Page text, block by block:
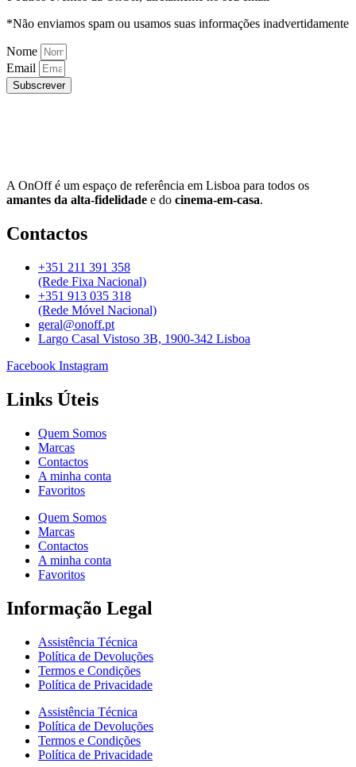
*Não enviamos spam ou usamos suas informações inadvertidamente
Nome
Email
Subscrever
A OnOff é um espaço de referência em Lisboa para todos os
amantes da alta-fidelidade e do cinema-em-casa.
Contactos
+351 211 391 358
(Rede Fixa Nacional)
+351 913 035 318
(Rede Móvel Nacional)
geral@onoff.pt
Largo Casal Vistoso 3B, 1900-342 Lisboa
Facebook Instagram
Links Úteis
Quem Somos
Marcas
Contactos
A minha conta
Favoritos
Quem Somos
Marcas
Contactos
A minha conta
Favoritos
Informação Legal
Assistência Técnica
Política de Devoluções
Termos e Condições
Política de Privacidade
Assistência Técnica
Política de Devoluções
Termos e Condições
Política de Privacidade